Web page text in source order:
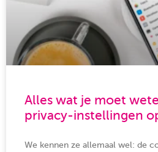
Alles wat je moet
privacy-instellingen
We kennen ze allemaal wel: de